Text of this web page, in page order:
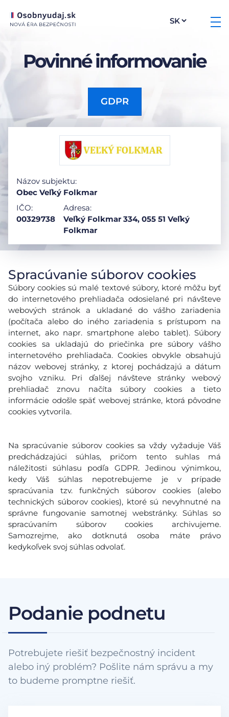
Povinné informovanie
GDPR
Názov subjektu:
Obec Veľký Folkmar
IČO:
00329738
Adresa:
Veľký Folkmar 334, 055 51 Veľký
Folkmar
Spracúvanie súborov cookies
Súbory cookies sú malé textové súbory, ktoré môžu byť
do internetového prehliadača odosielané pri návšteve
webových stránok a ukladané do vášho zariadenia
(počítača alebo do iného zariadenia s prístupom na
internet, ako napr. smartphone alebo tablet). Súbory
cookies sa ukladajú do priečinka pre súbory vášho
internetového prehliadača. Cookies obvykle obsahujú
názov webovej stránky, z ktorej pochádzajú a dátum
svojho vzniku. Pri ďalšej návšteve stránky webový
prehliadač znovu načíta súbory cookies a tieto
informácie odošle späť webovej stránke, ktorá pôvodne
cookies vytvorila.
Na spracúvanie súborov cookies sa vždy vyžaduje Váš
predchádzajúci súhlas, pričom tento suhlas má
náležitosti súhlasu podľa GDPR. Jedinou výnimkou,
kedy Váš súhlas nepotrebujeme je v prípade
spracúvania tzv. funkčných súborov cookies (alebo
technických súborov cookies), ktoré sú nevyhnutné na
správne fungovanie samotnej webstránky. Súhlas so
spracúvaním súborov cookies archivujeme.
Samozrejme, ako dotknutá osoba máte právo
kedykoľvek svoj súhlas odvolať.
Podanie podnetu
Potrebujete riešiť bezpečnostný incident
alebo iný problém? Pošlite nám správu a my
to budeme promptne riešiť.